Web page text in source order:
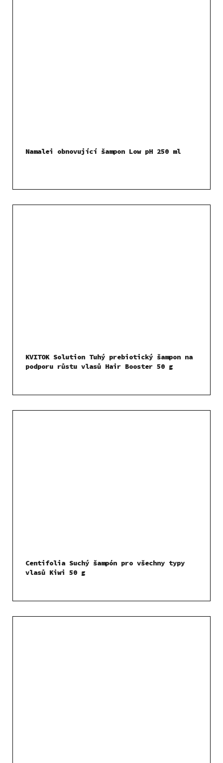
Namalei obnovující šampon Low pH 250 ml
KVITOK Solution Tuhý prebiotický šampon na
podporu růstu vlasů Hair Booster 50 g
Centifolia Suchý šampón pro všechny typy
vlasů Kiwi 50 g